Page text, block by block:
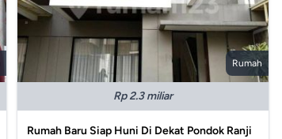
Rumah
Rp 2.3 miliar
Rumah Baru Siap Huni Di Dekat Pondok Ranji